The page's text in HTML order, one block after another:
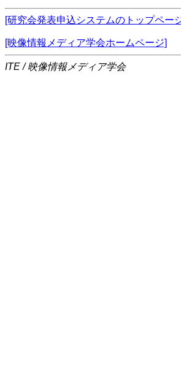
[研究会発表申込システムのトップペー
[映像情報メディア学会ホームページ]
ITE / 映像情報メディア学会